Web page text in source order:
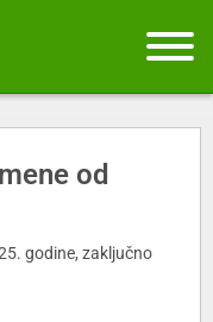
od
godine, zaključno